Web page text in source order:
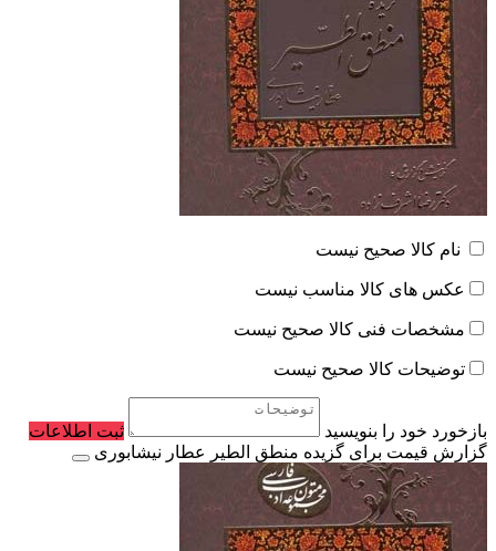
نام کالا صحیح نیست
عکس های کالا مناسب نیست
مشخصات فنی کالا صحیح نیست
توضیحات کالا صحیح نیست
بازخورد خود را بنویسید
ثبت اطلاعات
گزارش قیمت برای گزیده منطق الطیر عطار نیشابوری